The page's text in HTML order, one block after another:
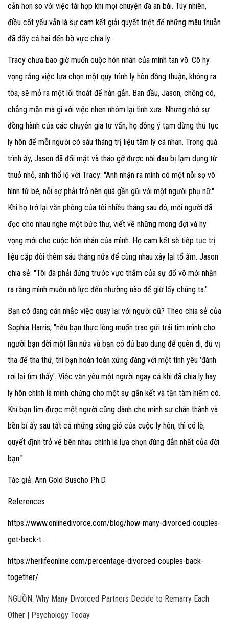
cản hơn so với việc tái hợp khi mọi chuyện đã an bài. Tuy nhiên,
điều cốt yếu vẫn là sự cam kết giải quyết triệt để những mâu thuẫn
đã đẩy cả hai đến bờ vực chia ly.
Tracy chưa bao giờ muốn cuộc hôn nhân của mình tan vỡ. Cô hy
vọng rằng việc lựa chọn một quy trình ly hôn đồng thuận, không ra
tòa, sẽ mở ra một lối thoát để hàn gắn. Ban đầu, Jason, chồng cô,
chẳng mặn mà gì với việc nhen nhóm lại tình xưa. Nhưng nhờ sự
đồng hành của các chuyên gia tư vấn, họ đồng ý tạm dừng thủ tục
ly hôn để mỗi người có sáu tháng trị liệu tâm lý cá nhân. Trong quá
trình ấy, Jason đã đối mặt và tháo gỡ được nỗi đau bị lạm dụng từ
thuở nhỏ, anh thổ lộ với Tracy: "Anh nhận ra mình có một nỗi sợ vô
hình từ bé, nỗi sợ phải trở nên quá gần gũi với một người phụ nữ."
Khi họ trở lại văn phòng của tôi nhiều tháng sau đó, mỗi người đã
đọc cho nhau nghe một bức thư, viết về những mong đợi và hy
vọng mới cho cuộc hôn nhân của mình. Họ cam kết sẽ tiếp tục trị
liệu cặp đôi thêm sáu tháng nữa để cùng nhau xây lại tổ ấm. Jason
chia sẻ: "Tôi đã phải đứng trước vực thẳm của sự đổ vỡ mới nhận
ra rằng mình muốn nỗ lực đến nhường nào để giữ lấy chúng ta."
Bạn có đang cân nhắc việc quay lại với người cũ? Theo chia sẻ của
Sophia Harris, "nếu bạn thực lòng muốn trao gửi trái tim mình cho
người bạn đời một lần nữa và bạn có đủ bao dung để quên đi, đủ vị
tha để tha thứ, thì bạn hoàn toàn xứng đáng với một tình yêu 'đánh
rơi lại tìm thấy'. Việc vẫn yêu một người ngay cả khi đã chia ly hay
ly hôn chính là minh chứng cho một sự gắn kết và tận tâm hiếm có.
Khi bạn tìm được một người cũng dành cho mình sự chân thành và
bền bỉ ấy sau tất cả những sóng gió của cuộc ly hôn, thì có lẽ,
quyết định trở về bên nhau chính là lựa chọn đúng đắn nhất của đời
bạn."
Tác giả: Ann Gold Buscho Ph.D.
References
https://www.onlinedivorce.com/blog/how-many-divorced-couples-
get-back-t…
https://herlifeonline.com/percentage-divorced-couples-back-
together/
NGUỒN: Why Many Divorced Partners Decide to Remarry Each
Other | Psychology Today